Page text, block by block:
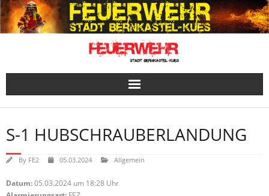
Skip
to
content
S-1 HUBSCHRAUBERLANDUNG
By FE2 05.03.2024 Allgemein
Datum:05.03.2024 um 18:28 Uhr